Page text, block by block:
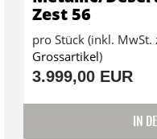
Zest 56
pro Stück (inkl. MwSt.
Grossartikel)
3.999,00 EUR
IN